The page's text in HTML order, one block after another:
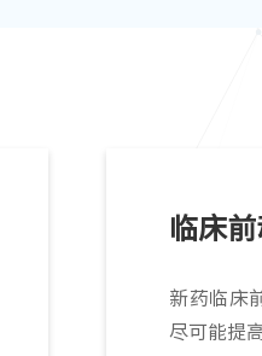
临床
新药临床
尽可能提